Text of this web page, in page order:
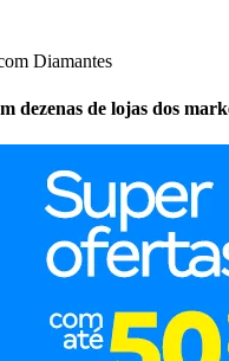
Diamantes
dezenas de lojas dos